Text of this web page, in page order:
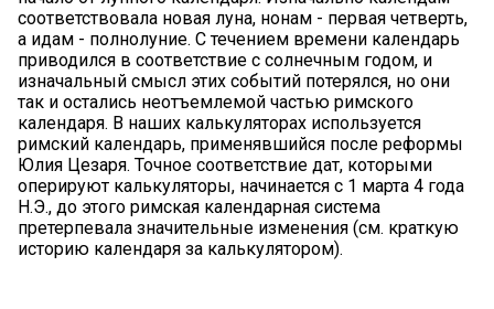
соответствовала новая луна, нонам - первая четверть,
а идам - полнолуние. С течением времени календарь
приводился в соответствие с солнечным годом, и
изначальный смысл этих событий потерялся, но они
так и остались неотъемлемой частью римского
календаря. В наших калькуляторах используется
римский календарь, применявшийся после реформы
Юлия Цезаря. Точное соответствие дат, которыми
оперируют калькуляторы, начинается с 1 марта 4 года
Н.Э., до этого римская календарная система
претерпевала значительные изменения (см. краткую
историю календаря за калькулятором).